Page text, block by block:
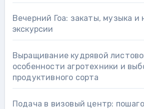
Вечерний Гоа: закаты, музыка и
экскурсии
Выращивание кудрявой
особенности агротехники и
продуктивного сорта
Подача в визовый центр: